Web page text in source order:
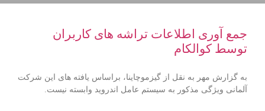
جمع آوری اطلاعات تراشه های کاربران
توسط کوالکام
به گزارش مهر به نقل از گیزموچاینا، براساس یافته های این شرکت
آلمانی ویژگی مذکور به سیستم عامل اندروید وابسته نیست.